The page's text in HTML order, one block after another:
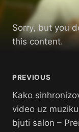
Sorry, but you
this content.
PREVIOUS
Kako
video uz
bjuti salon –